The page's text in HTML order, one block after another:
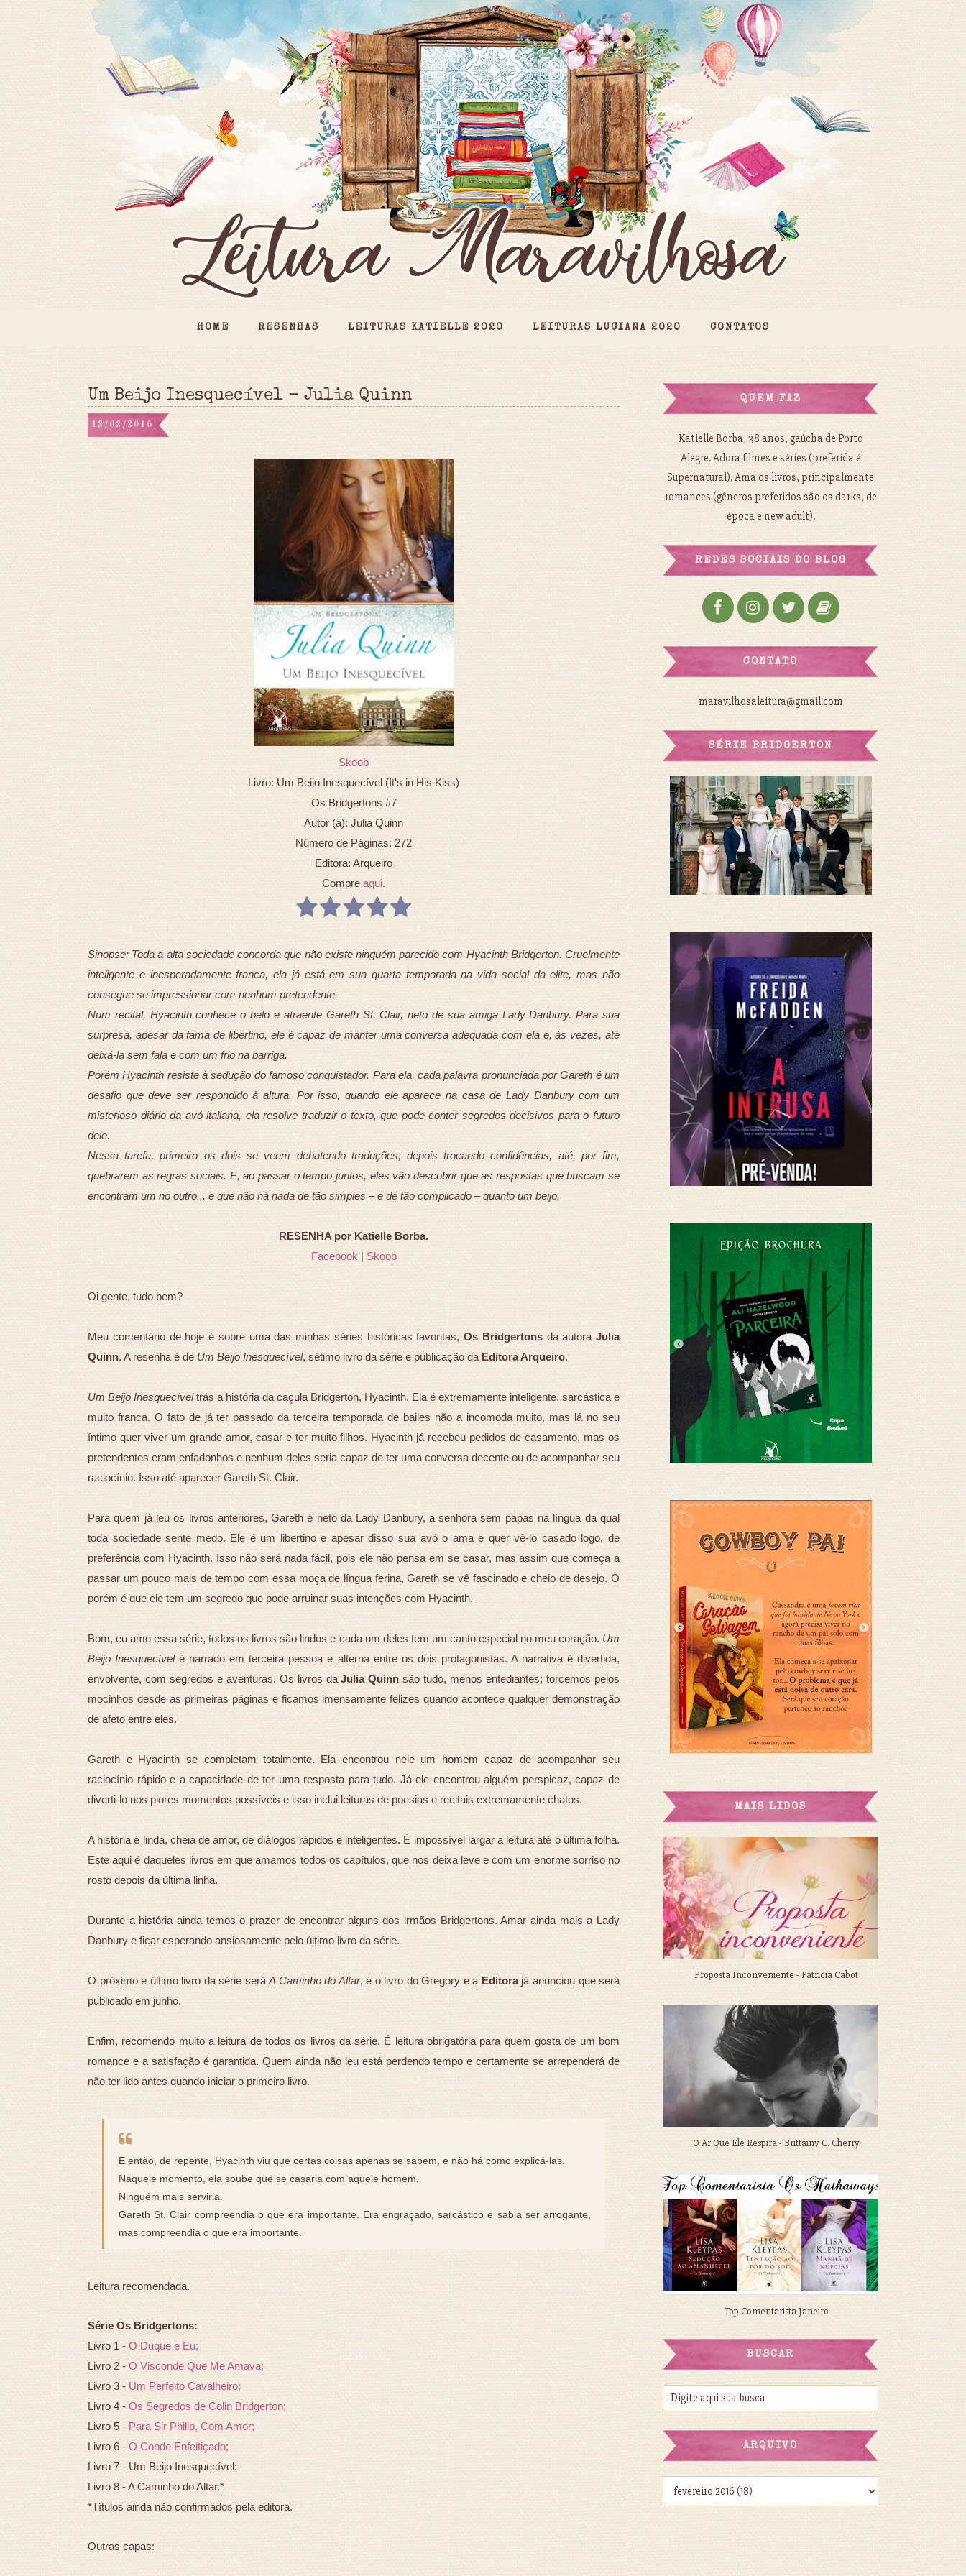
HOME RESENHAS LEITURAS KATIELLE 2020 LEITURAS LUCIANA 2020 CONTATOS
Um Beijo Inesquecível - Julia Quinn
12/02/2016
Skoob
Livro: Um Beijo Inesquecível (It's in His Kiss)
Os Bridgertons #7
Autor (a): Julia Quinn
Número de Páginas: 272
Editora: Arqueiro
Compre aqui.
Sinopse: Toda a alta sociedade concorda que não existe ninguém parecido com Hyacinth Bridgerton. Cruelmente
inteligente e inesperadamente franca, ela já está em sua quarta temporada na vida social da elite, mas não
consegue se impressionar com nenhum pretendente.
Num recital, Hyacinth conhece o belo e atraente Gareth St. Clair, neto de sua amiga Lady Danbury. Para sua
surpresa, apesar da fama de libertino, ele é capaz de manter uma conversa adequada com ela e, às vezes, até
deixá-la sem fala e com um frio na barriga.
Porém Hyacinth resiste à sedução do famoso conquistador. Para ela, cada palavra pronunciada por Gareth é um
desafio que deve ser respondido à altura. Por isso, quando ele aparece na casa de Lady Danbury com um
misterioso diário da avó italiana, ela resolve traduzir o texto, que pode conter segredos decisivos para o futuro
dele.
Nessa tarefa, primeiro os dois se veem debatendo traduções, depois trocando confidências, até, por fim,
quebrarem as regras sociais. E, ao passar o tempo juntos, eles vão descobrir que as respostas que buscam se
encontram um no outro... e que não há nada de tão simples – e de tão complicado – quanto um beijo.
RESENHA por Katielle Borba.
Facebook |Skoob
Oi gente, tudo bem?
Meu comentário de hoje é sobre uma das minhas séries históricas favoritas,Os Bridgertonsda autoraJulia
Quinn. A resenha é de Um Beijo Inesquecível, sétimo livro da série e publicação daEditora Arqueiro.
Um Beijo Inesquecíveltrás a história da caçula Bridgerton, Hyacinth. Ela é extremamente inteligente, sarcástica e
muito franca. O fato de já ter passado da terceira temporada de bailes não a incomoda muito, mas lá no seu
íntimo quer viver um grande amor, casar e ter muito filhos. Hyacinth já recebeu pedidos de casamento, mas os
pretendentes eram enfadonhos e nenhum deles seria capaz de ter uma conversa decente ou de acompanhar seu
raciocínio. Isso até aparecer Gareth St. Clair.
Para quem já leu os livros anteriores, Gareth é neto da Lady Danbury, a senhora sem papas na língua da qual
toda sociedade sente medo. Ele é um libertino e apesar disso sua avó o ama e quer vê-lo casado logo, de
preferência com Hyacinth. Isso não será nada fácil, pois ele não pensa em se casar, mas assim que começa a
passar um pouco mais de tempo com essa moça de língua ferina, Gareth se vê fascinado e cheio de desejo. O
porém é que ele tem um segredo que pode arruinar suas intenções com Hyacinth.
Bom, eu amo essa série, todos os livros são lindos e cada um deles tem um canto especial no meu coração.Um
Beijo Inesquecívelé narrado em terceira pessoa e alterna entre os dois protagonistas. A narrativa é divertida,
envolvente, com segredos e aventuras. Os livros daJulia Quinnsão tudo, menos entediantes; torcemos pelos
mocinhos desde as primeiras páginas e ficamos imensamente felizes quando acontece qualquer demonstração
de afeto entre eles.
Gareth e Hyacinth se completam totalmente. Ela encontrou nele um homem capaz de acompanhar seu
raciocínio rápido e a capacidade de ter uma resposta para tudo. Já ele encontrou alguém perspicaz, capaz de
diverti-lo nos piores momentos possíveis e isso inclui leituras de poesias e recitais extremamente chatos.
A história é linda, cheia de amor, de diálogos rápidos e inteligentes. É impossível largar a leitura até o última folha.
Este aqui é daqueles livros em que amamos todos os capítulos, que nos deixa leve e com um enorme sorriso no
rosto depois da última linha.
Durante a história ainda temos o prazer de encontrar alguns dos irmãos Bridgertons. Amar ainda mais a Lady
Danbury e ficar esperando ansiosamente pelo último livro da série.
O próximo e último livro da série seráA Caminho do Altar, é o livro do Gregory e a Editorajá anunciou que será
publicado em junho.
Enfim, recomendo muito a leitura de todos os livros da série. É leitura obrigatória para quem gosta de um bom
romance e a satisfação é garantida. Quem ainda não leu está perdendo tempo e certamente se arrependerá de
não ter lido antes quando iniciar o primeiro livro.
E então, de repente, Hyacinth viu que certas coisas apenas se sabem, e não há como explicá-las.
Naquele momento, ela soube que se casaria com aquele homem.
Ninguém mais serviria.
Gareth St. Clair compreendia o que era importante. Era engraçado, sarcástico e sabia ser arrogante,
mas compreendia o que era importante.
Leitura recomendada.
Série Os Bridgertons:
Livro 1 -O Duque e Eu;
Livro 2 -O Visconde Que Me Amava;
Livro 3 -Um Perfeito Cavalheiro;
Livro 4 -Os Segredos de Colin Bridgerton;
Livro 5 - Para Sir Philip, Com Amor;
Livro 6 - O Conde Enfeitiçado;
Livro 7 - Um Beijo Inesquecível;
Livro 8 - A Caminho do Altar.*
*Títulos ainda não confirmados pela editora.
Outras capas:
QUEM FAZ
Katielle Borba, 38 anos, gaúcha de Porto
Alegre. Adora filmes e séries (preferida é
Supernatural). Ama os livros, principalmente
romances (gêneros preferidos são os darks, de
época e new adult).
REDES SOCIAIS DO BLOG
CONTATO
maravilhosaleitura@gmail.com
SÉRIE BRIDGERTON
MAIS LIDOS
Proposta Inconveniente - Patricia Cabot
O Ar Que Ele Respira - Brittainy C. Cherry
Top Comentarista Janeiro
BUSCAR
ARQUIVO